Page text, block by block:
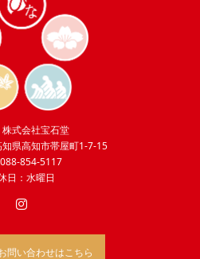
式会社宝石堂
県高知市帯屋町1-7-15
854-5117
日：水曜日
問い合わせはこちら